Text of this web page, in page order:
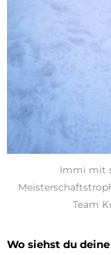
Immi mit
Team
Wo siehst du